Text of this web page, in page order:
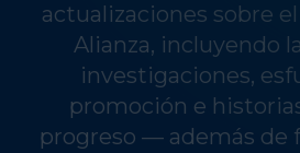
actualizaciones sobre
Alianza, incluyendo
investigaciones,
promoción e
progreso — además de